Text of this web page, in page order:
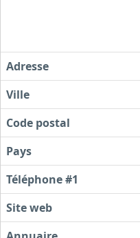
Adresse
Ville
Code postal
Pays
Téléphone #1
Site web